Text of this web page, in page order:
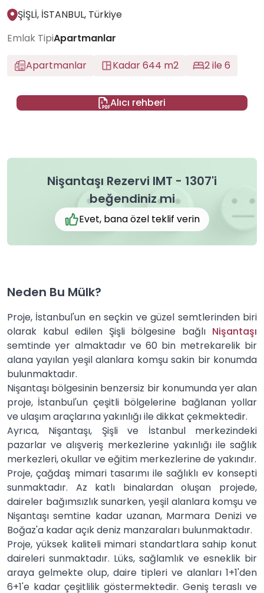
ŞİŞLİ, İSTANBUL, Türkiye
Emlak TipiApartmanlar
Apartmanlar
Kadar 644 m2 2 ile 6
Alıcı rehberi
Nişantaşı Rezervi IMT - 1307'i
beğendiniz mi
Evet, bana özel teklif verin
Neden Bu Mülk?
Proje, İstanbul'un en seçkin ve güzel semtlerinden biri
olarak kabul edilen Şişli bölgesine bağlı Nişantaşı
semtinde yer almaktadır ve 60 bin metrekarelik bir
alana yayılan yeşil alanlara komşu sakin bir konumda
bulunmaktadır.
Nişantaşı bölgesinin benzersiz bir konumunda yer alan
proje, İstanbul'un çeşitli bölgelerine bağlanan yollar
ve ulaşım araçlarına yakınlığı ile dikkat çekmektedir.
Ayrıca, Nişantaşı, Şişli ve İstanbul merkezindeki
pazarlar ve alışveriş merkezlerine yakınlığı ile sağlık
merkezleri, okullar ve eğitim merkezlerine de yakındır.
Proje, çağdaş mimari tasarımı ile sağlıklı ev konsepti
sunmaktadır. Az katlı binalardan oluşan projede,
daireler bağımsızlık sunarken, yeşil alanlara komşu ve
Nişantaşı semtine kadar uzanan, Marmara Denizi ve
Boğaz'a kadar açık deniz manzaraları bulunmaktadır.
Proje, yüksek kaliteli mimari standartlara sahip konut
daireleri sunmaktadır. Lüks, sağlamlık ve esneklik bir
araya gelmekte olup, daire tipleri ve alanları 1+1'den
6+1'e kadar çeşitlilik göstermektedir. Geniş teraslı ve